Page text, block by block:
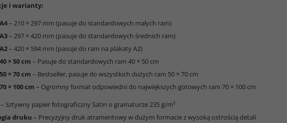
i warianty:
– 210 × 297 mm (pasuje do standardowych małych ram)
– 297 × 420 mm (pasuje do standardowych średnich ram)
– 420 × 594 mm (pasuje do ram na plakaty A2)
× 50 cm – Pasuje do standardowych ram 40 × 50 cm
× 70 cm – Bestseller, pasuje do wszystkich dużych ram 50 × 70 cm
× 100 cm – Ogromny format odpowiedni do największych gotowych ram 70 × 100 cm
Sztywny papier fotograficzny Satin o gramaturze 235 g/m²
druku – Precyzyjny druk atramentowy w dużym formacie z wysoką ostrością detali